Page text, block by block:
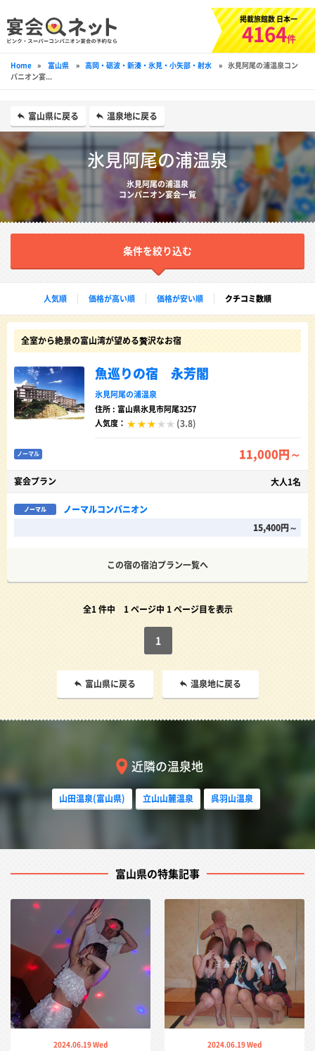
掲載旅館数 日本一
4164件
Home » 富山県 » 高岡・砺波・新湊・氷見・小矢部・射水 » 氷見阿尾の浦温泉コン
パニオン宴...
富山県に戻る 温泉地に戻る
氷見阿尾の浦温泉
氷見阿尾の浦温泉
コンパニオン宴会一覧
条件を絞り込む
人気順 価格が高い順 価格が安い順 クチコミ数順
全室から絶景の富山湾が望める贅沢なお宿
魚巡りの宿 永芳閣
氷見阿尾の浦温泉
住所 : 富山県氷見市阿尾3257
人気度：
(3.8)
ノーマル 11,000円～
宴会プラン 大人1名
ノーマル
ノーマルコンパニオン
15,400円～
この宿の宿泊プラン一覧へ
全1 件中 1 ページ中 1 ページ目を表示
1
富山県に戻る 温泉地に戻る
近隣の温泉地
山田温泉(富山県) 立山山麓温泉 呉羽山温泉
富山県の特集記事
2024.06.19 Wed 2024.06.19 Wed